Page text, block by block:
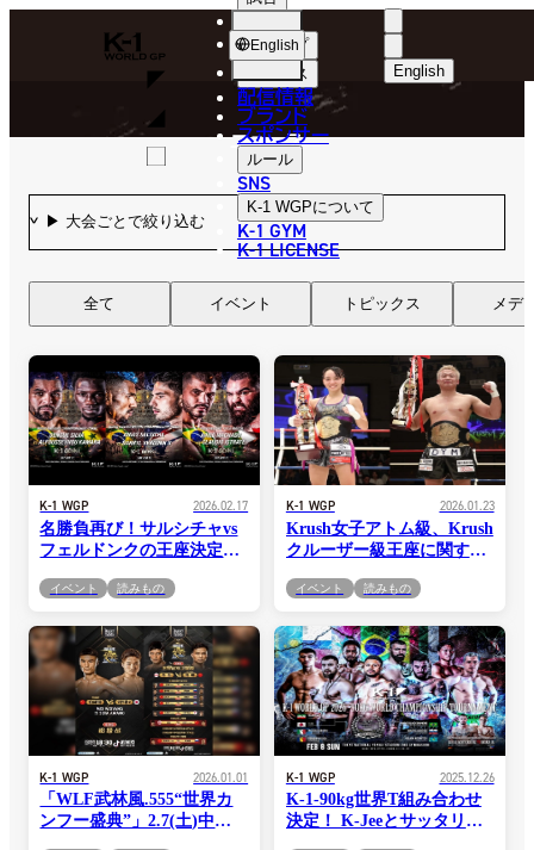
K-
WGP
English
한국어
中文（繁體
العربية
ショップ
ニュース
配信情報
ブランド
スポンサー
ルール
SNS
K-1 WGPについて
K-1 GYM
K-1 LICENSE
English
NEWS
ニュース
全て イベント トピックス メデ
K-1 WGP 2026.02.17
名勝負再び！サルシチャvs
フェルドンクの王座決定
元対決、マチャドvsイスト
実施へ＝「K-1 GENKI
2026」4.11(土)代々木第二
イベント 読みもの
K-1 WGP 2026.01.23
Krush女子アトム級、Krush
クルーザー級王座に関する
イベント 読みもの
K-1 WGP 2026.01.01
「WLF武林風.555“世界カ
ンフー盛典”」2.7(土)中
K-1 WGP 2025.12.26
K-1-90kg世界T組み合わせ
決定！ K-Jeeとサッタリが